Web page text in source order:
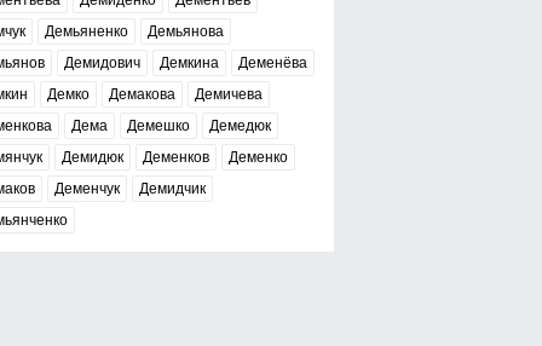
Демьяненко
Демьянова
Демидович Демкина
Деменёва
Демко Демакова
Демичева
Дема Демешко
Демедюк
Демидюк Деменков
Деменко
Деменчук
Демидчик